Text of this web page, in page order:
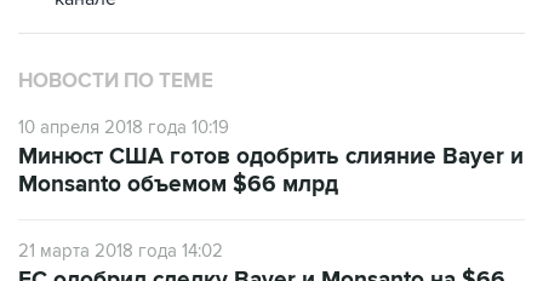
НОВОСТИ ПО ТЕМЕ
10 апреля 2018 года 10:19
Минюст США готов одобрить слияние Bayer и
Monsanto объемом $66 млрд
21 марта 2018 года 14:02